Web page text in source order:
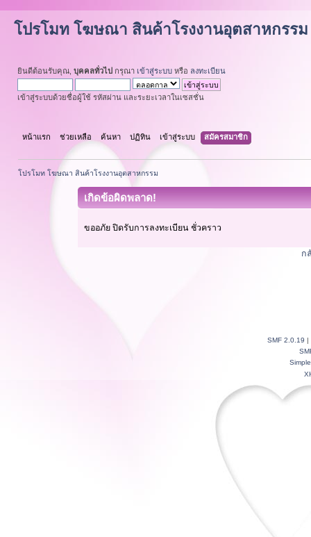
โปรโมท โฆษณา สินค้าโรงงานอุตสาหกรรม
ยินดีต้อนรับคุณ, บุคคลทั่วไป กรุณา เข้าสู่ระบบ หรือ ลงทะเบียน
เข้าสู่ระบบด้วยชื่อผู้ใช้ รหัสผ่าน และระยะเวลาในเซสชั่น
หน้าแรก ช่วยเหลือ ค้นหา ปฏิทิน เข้าสู่ระบบ สมัครสมาชิก
โปรโมท โฆษณา สินค้าโรงงานอุตสาหกรรม
เกิดข้อผิดพลาด!
ขออภัย ปิดรับการลงทะเบียน ชั่วคราว
ก
SMF 2.0.19 |